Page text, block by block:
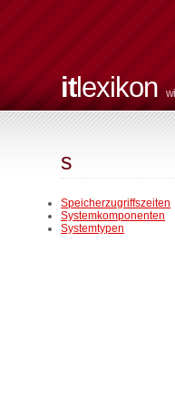
itlexikon
s
Speicherzugriffszeiten
Systemkomponenten
Systemtypen